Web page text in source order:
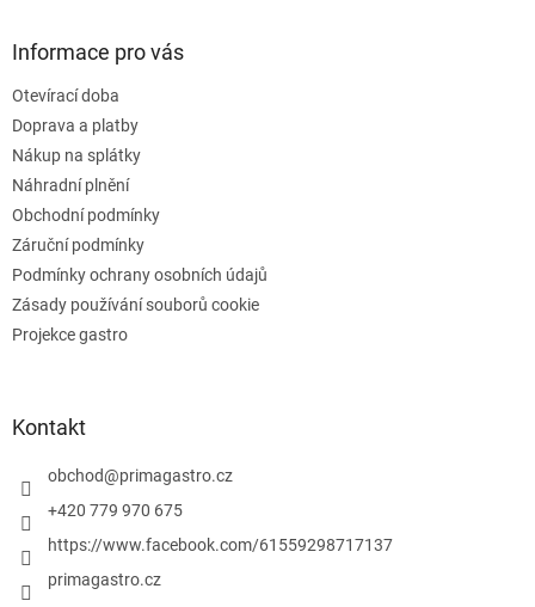
u
Informace pro vás
Otevírací doba
Doprava a platby
Nákup na splátky
Náhradní plnění
Obchodní podmínky
Záruční podmínky
Podmínky ochrany osobních údajů
Zásady používání souborů cookie
Projekce gastro
Kontakt
obchod@primagastro.cz
+420 779 970 675
https://www.facebook.com/61559298717137
primagastro.cz